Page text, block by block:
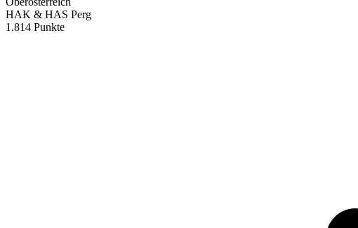
HAK & HAS Perg
1.814 Punkte